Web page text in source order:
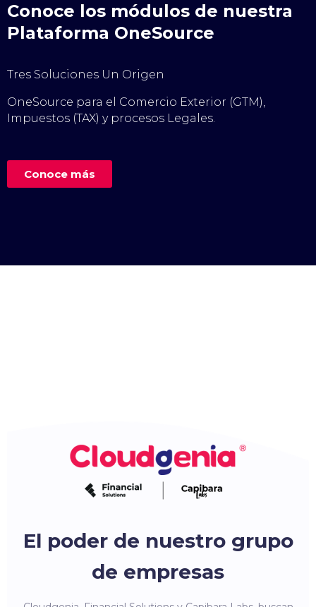
Conoce los módulos de nuestra
Plataforma OneSource
Tres Soluciones Un Origen
OneSource para el Comercio Exterior (GTM),
Impuestos (TAX) y procesos Legales.
Conoce más
El poder de nuestro grupo
de empresas